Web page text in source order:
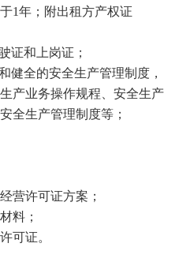
1年；附出租方产权证
证和上岗证；
健全的安全生产管理制度，
产业务操作规程、安全生产
全生产管理制度等；
营许可证方案；
料；
可证。